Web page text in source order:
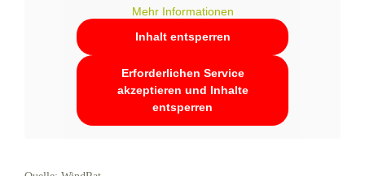
Mehr Informationen
Inhalt entsperren
Erforderlichen Service
akzeptieren und Inhalte
entsperren